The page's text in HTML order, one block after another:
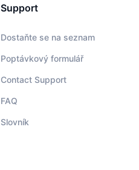
Support
Dostaňte se na seznam
Poptávkový formulář
Contact Support
FAQ
Slovník